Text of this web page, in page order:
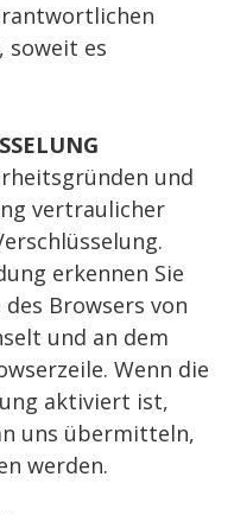
soweit es
und
vertraulicher
erkennen Sie
Browsers von
und an dem
Wenn die
aktiviert ist,
uns übermitteln,
werden.